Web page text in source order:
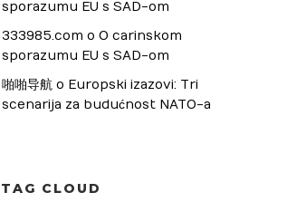
sporazumu EU s SAD-om
333985.com o O carinskom
sporazumu EU s SAD-om
啪啪导航 o Europski izazovi: Tri
scenarija za budućnost NATO-a
TAG CLOUD